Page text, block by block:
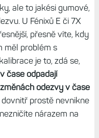
ale to jakési gumové,
U Fénixů E či 7X
přesně víte, kdy
měl problém s
je to, zdá se,
čase odpadají
odezvy v čase
prostě nevnikne
nárazem na